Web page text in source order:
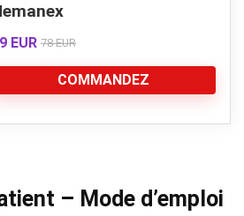
EUR 78 EUR
COMMANDEZ
– Mode d’emploi